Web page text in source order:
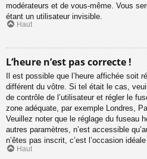
modérateurs et de vous-même. Vous
étant un utilisateur invisible.
Haut
L’heure n’est pas correcte !
Il est possible que l’heure affichée soit
différent du vôtre. Si tel était le cas,
de contrôle de l’utilisateur et régler le
zone adéquate, par exemple Londres,
Veuillez noter que le réglage du fuseau
autres paramètres, n’est accessible
n’êtes pas inscrit, c’est l’occasion
Haut